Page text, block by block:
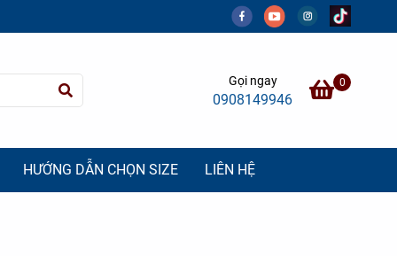
Gọi ngay
0908149946
0
HƯỚNG DẪN CHỌN SIZE LIÊN HỆ